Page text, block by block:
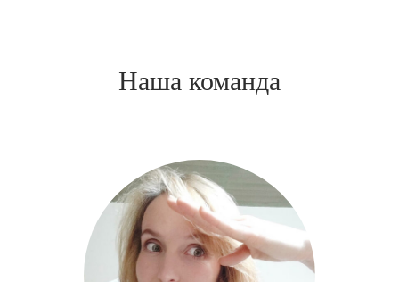
Наша команда